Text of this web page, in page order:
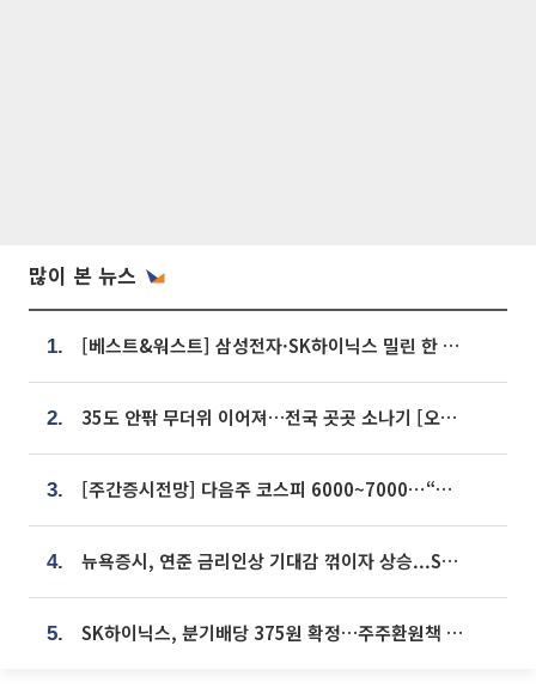
많이 본 뉴스
1. [베스트&워스트] 삼성전자·SK하이닉스 밀린 한 주…상상인증권은 85% 급등
2. 35도 안팎 무더위 이어져…전국 곳곳 소나기 [오늘 날씨]
3. [주간증시전망] 다음주 코스피 6000~7000⋯“外人 수급은 정책이 변수”
4. 뉴욕증시, 연준 금리인상 기대감 꺾이자 상승...S&P500 사상 최고치 [종합]
5. SK하이닉스, 분기배당 375원 확정…주주환원책 9월로 앞당겨 발표